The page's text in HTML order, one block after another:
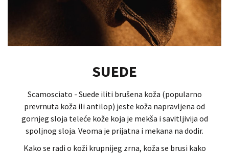
SUEDE
Scamosciato - Suede iliti brušena koža (popularno
prevrnuta koža ili antilop) jeste koža napravljena od
gornjeg sloja teleće kože koja je mekša i savitljivija od
spoljnog sloja. Veoma je prijatna i mekana na dodir.
Kako se radi o koži krupnijeg zrna, koža se brusi kako